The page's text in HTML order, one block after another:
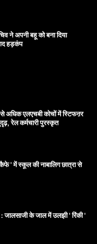
ने अपनी बहू को बना दिया
हड़कंप
अधिक एलएचबी कोचों में स्टिफऩर
रेल कर्मचारी पुरस्कृत
' में स्कूल की नाबालिग छात्रा से
: जालसाजी के जाल में उलझी ' रिंकी '